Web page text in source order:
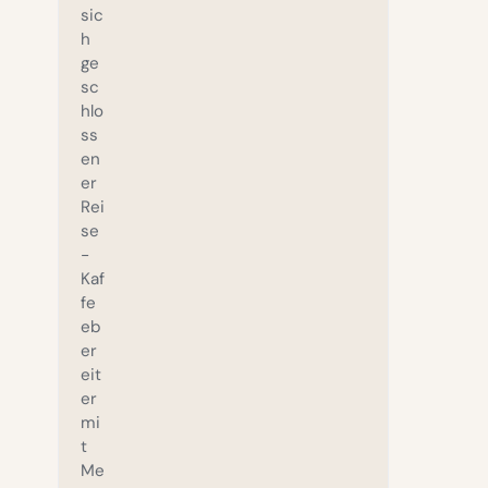
sic
h
ge
sc
hlo
ss
en
er
Rei
se
-
Kaf
fe
eb
er
eit
er
mi
t
Me